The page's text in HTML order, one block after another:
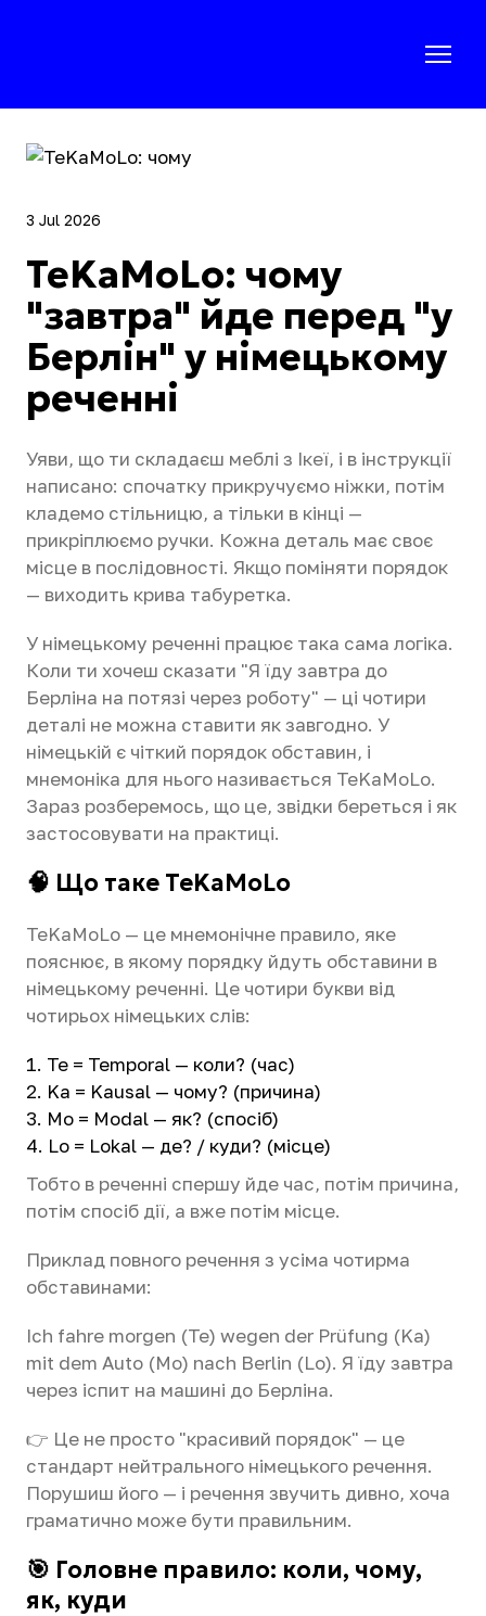
3 Jul 2026
TeKaMoLo: чому
"завтра" йде перед "у
Берлін" у німецькому
реченні
Уяви, що ти складаєш меблі з Ікеї, і в інструкції
написано: спочатку прикручуємо ніжки, потім
кладемо стільницю, а тільки в кінці —
прикріплюємо ручки. Кожна деталь має своє
місце в послідовності. Якщо поміняти порядок
— виходить крива табуретка.
У німецькому реченні працює така сама логіка.
Коли ти хочеш сказати "Я їду завтра до
Берліна на потязі через роботу" — ці чотири
деталі не можна ставити як завгодно. У
німецькій є чіткий порядок обставин, і
мнемоніка для нього називається TeKaMoLo.
Зараз розберемось, що це, звідки береться і як
застосовувати на практиці.
🧠 Що таке TeKaMoLo
TeKaMoLo — це мнемонічне правило, яке
пояснює, в якому порядку йдуть обставини в
німецькому реченні. Це чотири букви від
чотирьох німецьких слів:
Te = Temporal — коли? (час)
Ka = Kausal — чому? (причина)
Mo = Modal — як? (спосіб)
Lo = Lokal — де? / куди? (місце)
Тобто в реченні спершу йде час, потім причина,
потім спосіб дії, а вже потім місце.
Приклад повного речення з усіма чотирма
обставинами:
Ich fahre morgen (Te) wegen der Prüfung (Ka)
mit dem Auto (Mo) nach Berlin (Lo). Я їду завтра
через іспит на машині до Берліна.
👉 Це не просто "красивий порядок" — це
стандарт нейтрального німецького речення.
Порушиш його — і речення звучить дивно, хоча
граматично може бути правильним.
🎯 Головне правило: коли, чому,
як, куди